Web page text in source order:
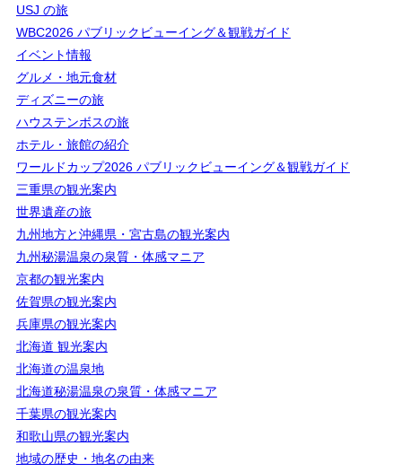
USJ の旅
WBC2026 パブリックビューイング＆観戦ガイド
イベント情報
グルメ・地元食材
ディズニーの旅
ハウステンボスの旅
ホテル・旅館の紹介
ワールドカップ2026 パブリックビューイング＆観戦ガイド
三重県の観光案内
世界遺産の旅
九州地方と沖縄県・宮古島の観光案内
九州秘湯温泉の泉質・体感マニア
京都の観光案内
佐賀県の観光案内
兵庫県の観光案内
北海道 観光案内
北海道の温泉地
北海道秘湯温泉の泉質・体感マニア
千葉県の観光案内
和歌山県の観光案内
地域の歴史・地名の由来